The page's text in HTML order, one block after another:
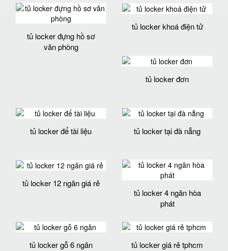
tủ locker đựng hồ sơ
văn phòng
tủ locker khoá điện tử
tủ locker đơn
tủ locker để tài liệu tủ locker tại đà nẵng
tủ locker 12 ngăn giá rẻ
tủ locker 4 ngăn hòa
phát
tủ locker gỗ 6 ngăn tủ locker giá rẻ tphcm